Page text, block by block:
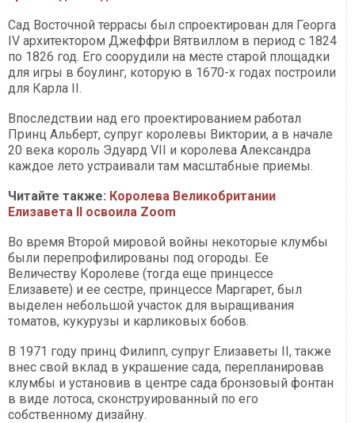
Сад Восточной террасы был спроектирован для Георга
IV архитектором Джеффри Вятвиллом в период с 1824
по 1826 год. Его соорудили на месте старой площадки
для игры в боулинг, которую в 1670-х годах построили
для Карла II.
Впоследствии над его проектированием работал
Принц Альберт, супруг королевы Виктории, а в начале
20 века король Эдуард VII и королева Александра
каждое лето устраивали там масштабные приемы.
Читайте также: Королева Великобритании
Елизавета ІІ освоила Zoom
Во время Второй мировой войны некоторые клумбы
были перепрофилированы под огороды. Ее
Величеству Королеве (тогда еще принцессе
Елизавете) и ее сестре, принцессе Маргарет, был
выделен небольшой участок для выращивания
томатов, кукурузы и карликовых бобов.
В 1971 году принц Филипп, супруг Елизаветы II, также
внес свой вклад в украшение сада, перепланировав
клумбы и установив в центре сада бронзовый фонтан
в виде лотоса, сконструированный по его
собственному дизайну.